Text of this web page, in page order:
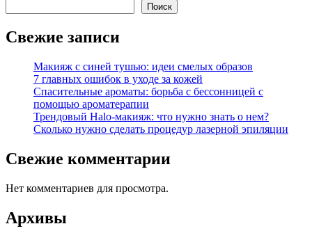
Поиск
Свежие записи
Макияж с синей тушью: идеи смелых образов
7 главных ошибок в уходе за кожей
Спасительные ароматы: борьба с бессонницей с
помощью ароматерапии
Трендовый Halo-макияж: что нужно знать о нем?
Сколько нужно сделать процедур лазерной эпиляции
Свежие комментарии
Нет комментариев для просмотра.
Архивы